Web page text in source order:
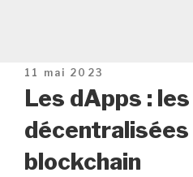
Publié
le
11 mai 2023
Les dApps :
décentralisées
blockchain